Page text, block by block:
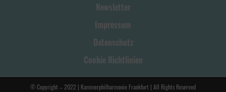
Newsletter
Impressum
Datenschutz
Cookie Richtlinien
© Copyright – 2022 | Kammerphilharmonie Frankfurt | All Rights Reserved